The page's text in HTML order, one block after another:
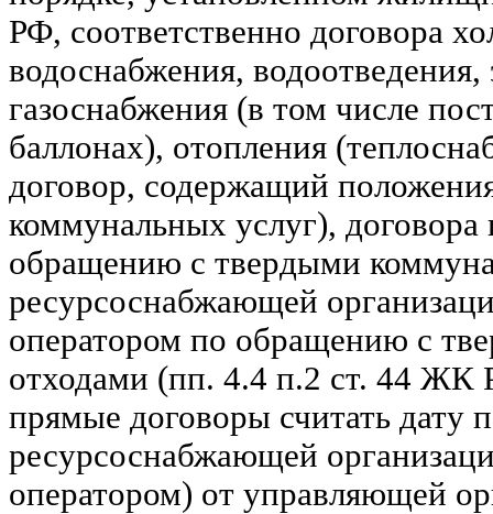
РФ, соответственно договора
водоснабжения, водоотведения,
газоснабжения (в том числе
баллонах), отопления
договор, содержащий
коммунальных услуг), договора
обращению с твердыми
ресурсоснабжающей
оператором по обращению с
отходами (пп. 4.4 п.2 ст. 44 ЖК
прямые договоры считать дату
ресурсоснабжающей
оператором) от управляющей